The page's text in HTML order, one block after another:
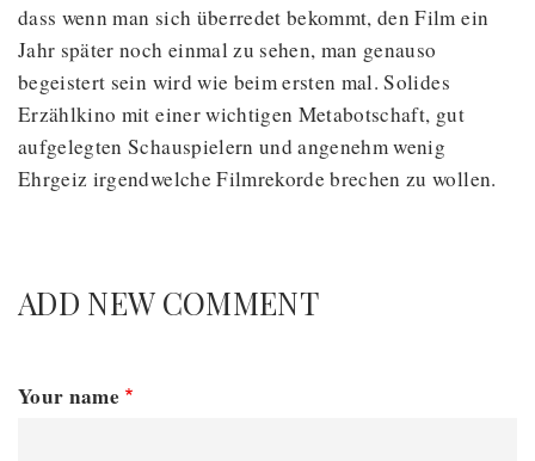
dass wenn man sich überredet bekommt, den Film ein
Jahr später noch einmal zu sehen, man genauso
begeistert sein wird wie beim ersten mal. Solides
Erzählkino mit einer wichtigen Metabotschaft, gut
aufgelegten Schauspielern und angenehm wenig
Ehrgeiz irgendwelche Filmrekorde brechen zu wollen.
ADD NEW COMMENT
Your name